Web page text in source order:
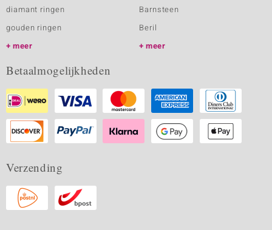
diamant ringen
gouden ringen
meer
Barnsteen
Beril
meer
Betaalmogelijkheden
Verzending